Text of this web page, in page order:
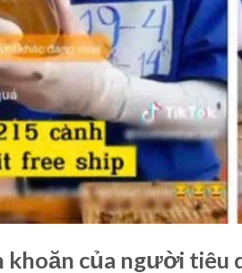
của người tiêu